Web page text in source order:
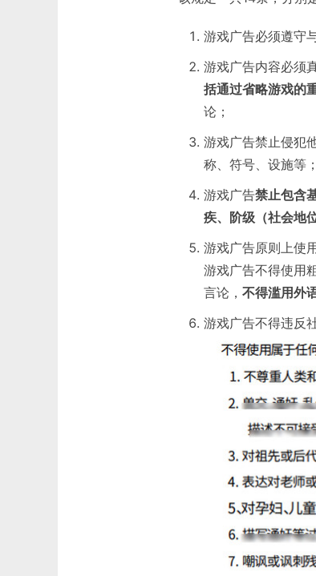
游戏⼴告必须遵守
游戏⼴告内容必须
括通过省略游戏的
论；
游戏⼴告禁止侵犯
称、符号、设施等；
游戏广告禁止包含
疾、阶级（社会地
游戏⼴告原则上使
游戏⼴告不得使⽤
⾔论， 不得滥⽤外
游戏⼴告不得违反